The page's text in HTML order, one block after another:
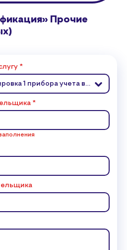
Прочие
*
Повторная опломбировка 1 прибора учета воды (ИПУ)
*